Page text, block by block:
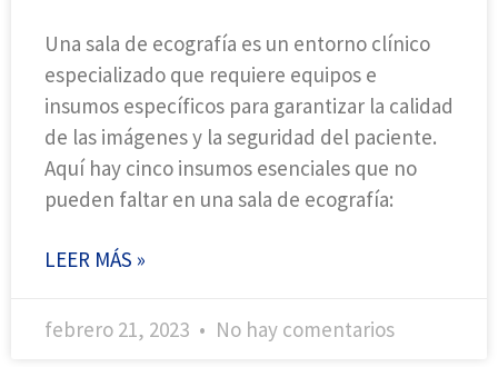
Una sala de ecografía es un entorno clínico
especializado que requiere equipos e
insumos específicos para garantizar la calidad
de las imágenes y la seguridad del paciente.
Aquí hay cinco insumos esenciales que no
pueden faltar en una sala de ecografía:
LEER MÁS »
febrero 21, 2023 No hay comentarios